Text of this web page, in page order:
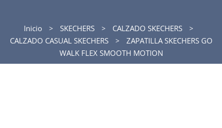
Inicio SKECHERS
CALZADO SKECHERS
CALZADO CASUAL SKECHERS
ZAPATILLA SKECHERS GO
WALK FLEX SMOOTH MOTION